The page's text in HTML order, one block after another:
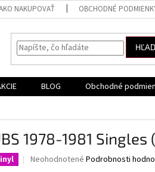
NAKUPOVAŤ OBCHODNÉ
BLOG Obchodné
1978-1981 Singles
Priemerné
Neohodnotené Podrobnosti